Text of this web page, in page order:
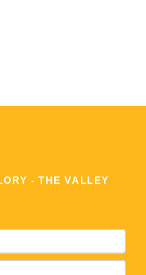
- THE VALLEY